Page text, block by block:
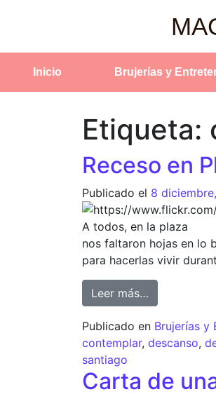
Inicio Brujerías y
Etiqueta:
Receso en
Publicado el 8
A todos, en la plaza
nos faltaron hojas en lo
para hacerlas vivir
Leer más…
Publicado en Brujerías y
contemplar, descanso,
santiago
Carta de